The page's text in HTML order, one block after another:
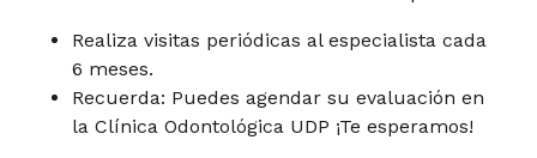
Realiza visitas periódicas al especialista cada
6 meses.
Recuerda: Puedes agendar su evaluación en
la Clínica Odontológica UDP ¡Te esperamos!